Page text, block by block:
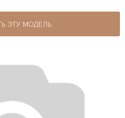
ЭТУ МОДЕЛЬ